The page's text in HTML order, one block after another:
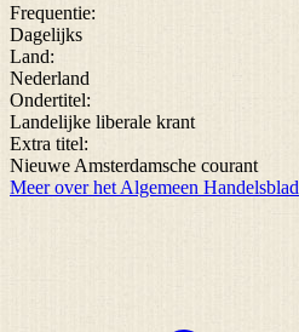
Frequentie:
Dagelijks
Land:
Nederland
Ondertitel:
Landelijke liberale krant
Extra titel:
Nieuwe Amsterdamsche courant
Meer over het Algemeen Handelsblad